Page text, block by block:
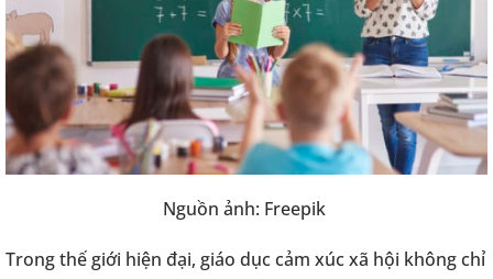
Nguồn ảnh: Freepik
Trong thế giới hiện đại, giáo dục cảm xúc xã hội không chỉ